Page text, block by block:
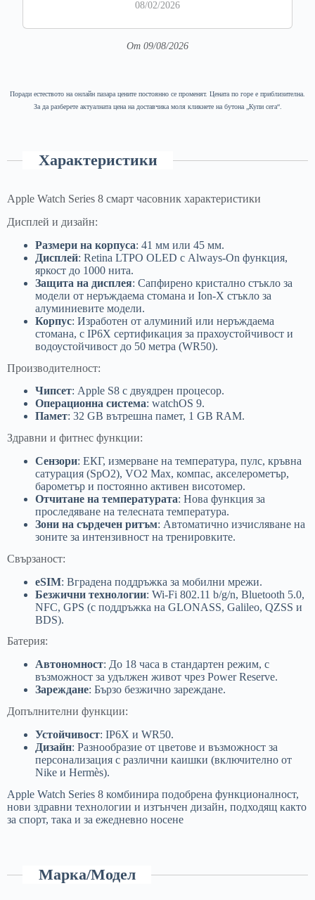
08/02/2026
От 09/08/2026
Поради естеството на онлайн пазара цените постоянно се променят. Цената по горе е приблизителна.
За да разберете актуалната цена на доставчика моля кликнете на бутона „Купи сега“.
Характеристики
Apple Watch Series 8 смарт часовник характеристики
Дисплей и дизайн:
Размери на корпуса: 41 мм или 45 мм.
Дисплей: Retina LTPO OLED с Always-On функция,
яркост до 1000 нита.
Защита на дисплея: Сапфирено кристално стъкло за
модели от неръждаема стомана и Ion-X стъкло за
алуминиевите модели.
Корпус: Изработен от алуминий или неръждаема
стомана, с IP6X сертификация за прахоустойчивост и
водоустойчивост до 50 метра (WR50).
Производителност:
Чипсет: Apple S8 с двуядрен процесор.
Операционна система: watchOS 9.
Памет: 32 GB вътрешна памет, 1 GB RAM.
Здравни и фитнес функции:
Сензори: ЕКГ, измерване на температура, пулс, кръвна
сатурация (SpO2), VO2 Max, компас, акселерометър,
барометър и постоянно активен висотомер.
Отчитане на температурата: Нова функция за
проследяване на телесната температура.
Зони на сърдечен ритъм: Автоматично изчисляване на
зоните за интензивност на тренировките.
Свързаност:
eSIM: Вградена поддръжка за мобилни мрежи.
Безжични технологии: Wi-Fi 802.11 b/g/n, Bluetooth 5.0,
NFC, GPS (с поддръжка на GLONASS, Galileo, QZSS и
BDS).
Батерия:
Автономност: До 18 часа в стандартен режим, с
възможност за удължен живот чрез Power Reserve.
Зареждане: Бързо безжично зареждане.
Допълнителни функции:
Устойчивост: IP6X и WR50.
Дизайн: Разнообразие от цветове и възможност за
персонализация с различни каишки (включително от
Nike и Hermès).
Apple Watch Series 8 комбинира подобрена функционалност,
нови здравни технологии и изтънчен дизайн, подходящ както
за спорт, така и за ежедневно носене
Марка/Модел